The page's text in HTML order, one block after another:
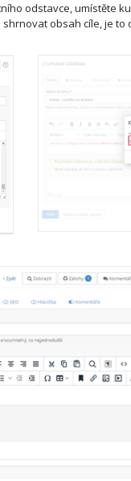
odstavce, umístěte
obsah cíle, je to